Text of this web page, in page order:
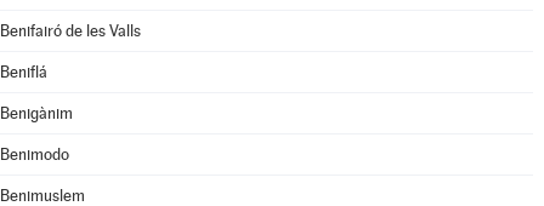
Benifairó de les Valls
Beniflá
Benigànim
Benimodo
Benimuslem